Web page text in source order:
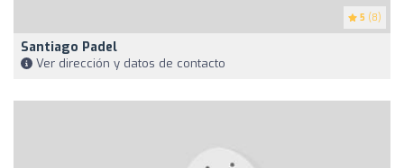
5 (8)
Santiago Padel
Ver dirección y datos de contacto